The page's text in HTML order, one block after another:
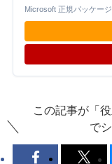
Microsoft 正規パッケー
この記事が「
で